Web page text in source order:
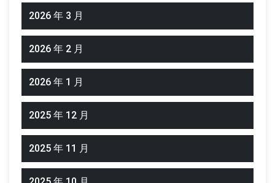
2026 年 3 月
2026 年 2 月
2026 年 1 月
2025 年 12 月
2025 年 11 月